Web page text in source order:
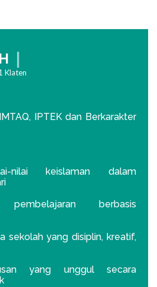
Klaten
IPTEK dan Berkarakter
nilai keislaman dalam
pembelajaran berbasis
sekolah yang disiplin, kreatif,
yang unggul secara